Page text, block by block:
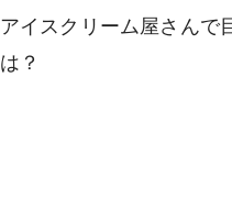
アイスクリーム屋さんで
は？